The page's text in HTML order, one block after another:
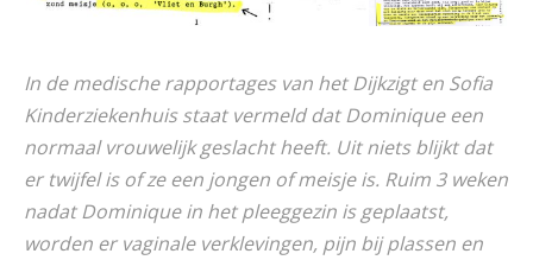
In de medische rapportages van het Dijkzigt en Sofia
Kinderziekenhuis staat vermeld dat Dominique een
normaal vrouwelijk geslacht heeft. Uit niets blijkt dat
er twijfel is of ze een jongen of meisje is. Ruim 3 weken
nadat Dominique in het pleeggezin is geplaatst,
worden er vaginale verklevingen, pijn bij plassen en